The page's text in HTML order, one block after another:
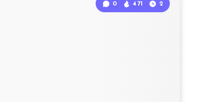
0 471 2